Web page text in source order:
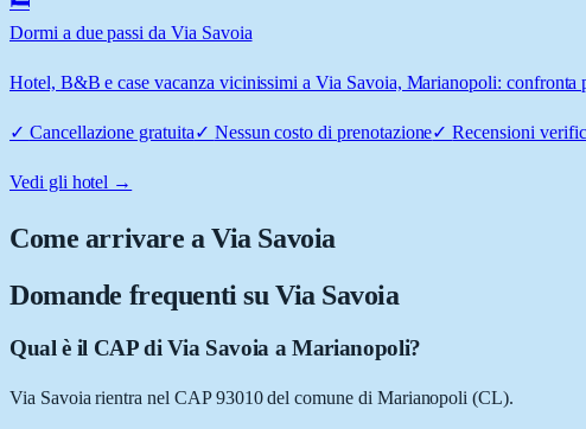
Dormi a due passi da Via Savoia
Hotel, B&B e case vacanza vicinissimi a Via Savoia, Marianopoli: confronta
✓ Cancellazione gratuita✓ Nessun costo di prenotazione✓Recensioni
Vedi gli hotel →
Come arrivare aVia Savoia
Domande frequenti su Via Savoia
Qual è il CAP di Via Savoia a Marianopoli?
Via Savoia rientra nel CAP 93010 del comune di Marianopoli (CL).